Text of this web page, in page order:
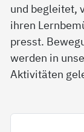
und begleitet,
ihren
presst.
werden in
Aktivitäten